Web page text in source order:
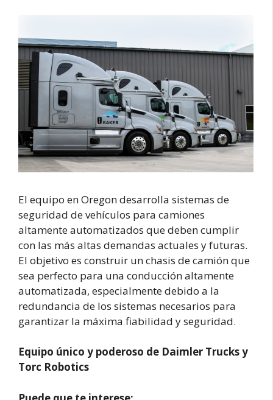
El equipo en Oregon desarrolla sistemas de
seguridad de vehículos para camiones
altamente automatizados que deben cumplir
con las más altas demandas actuales y futuras.
El objetivo es construir un chasis de camión que
sea perfecto para una conducción altamente
automatizada, especialmente debido a la
redundancia de los sistemas necesarios para
garantizar la máxima fiabilidad y seguridad.
Equipo único y poderoso de Daimler Trucks y
Torc Robotics